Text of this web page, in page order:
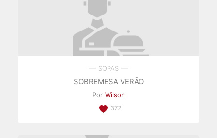
SOPAS
SOBREMESA VERÃO
Por Wilson
372